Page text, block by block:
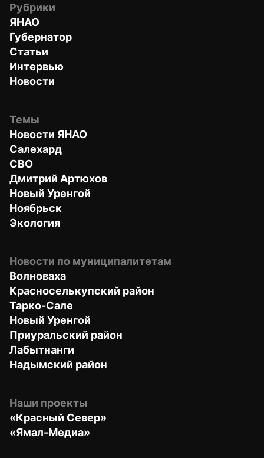
Рубрики
ЯНАО
Губернатор
Статьи
Интервью
Новости
Темы
Новости ЯНАО
Салехард
СВО
Дмитрий Артюхов
Новый Уренгой
Ноябрьск
Экология
Новости по муниципалитетам
Волноваха
Красноселькупский район
Тарко-Сале
Новый Уренгой
Приуральский район
Лабытнанги
Надымский район
Наши проекты
«Красный Север»
«Ямал-Медиа»